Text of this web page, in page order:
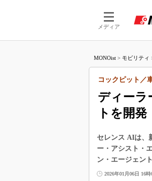
メディア
MONOist > モビリティ
ディーラ
トを開発
コックピット／
セレンス AIは、
ー・アシスト・
ン・エージェン
2026年01月06日 16